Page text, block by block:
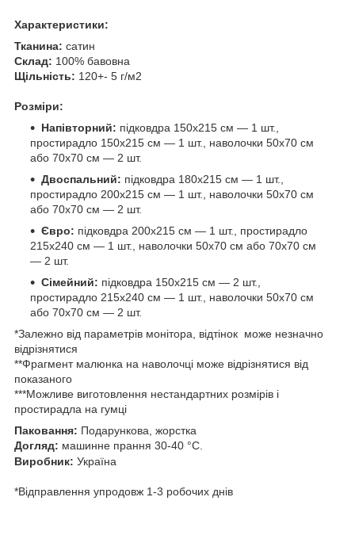
Характеристики:
Тканина: сатин
Склад: 100% бавовна
Щільність: 120+- 5 г/м2
Розміри:
Напівторний: підковдра 150х215 см — 1 шт.,
простирадло 150х215 см — 1 шт., наволочки 50х70 см
або 70х70 см — 2 шт.
Двоспальний: підковдра 180х215 см — 1 шт.,
простирадло 200х215 см — 1 шт., наволочки 50х70 см
або 70х70 см — 2 шт.
Євро: підковдра 200х215 см — 1 шт., простирадло
215х240 см — 1 шт., наволочки 50х70 см або 70х70 см
— 2 шт.
Сімейний: підковдра 150х215 см — 2 шт.,
простирадло 215х240 см — 1 шт., наволочки 50х70 см
або 70х70 см — 2 шт.
*Залежно від параметрів монітора, відтінок може незначно
відрізнятися
**Фрагмент малюнка на наволочці може відрізнятися від
показаного
***Можливе виготовлення нестандартних розмірів і
простирадла на гумці
Паковання: Подарункова, жорстка
Догляд: машинне прання 30-40 °C.
Виробник: Україна
*Відправлення упродовж 1-3 робочих днів